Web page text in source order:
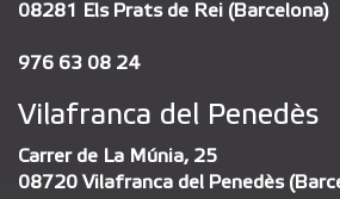
08281 Els Prats de Rei (Barcelona)
976 63 08 24
Vilafranca del Penedès
Carrer de La Múnia, 25
08720 Vilafranca del Penedès